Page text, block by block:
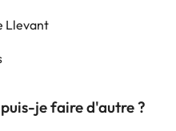
Llevant
je faire d'autre ?